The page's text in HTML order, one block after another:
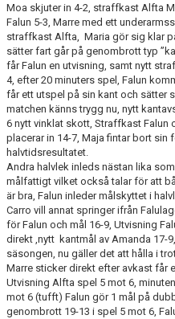
KONTAKT
LIVESÄNDNING
TABELL
Moa skjuter in 4-2, straffkast Alfta
Falun 5-3, Marre med ett
straffkast Alfta, Maria gör sig klar
sätter fart går på genombrott typ
får Falun en utvisning, samt nytt
4, efter 20 minuters spel, Falun
får ett utspel på sin kant och sätter
matchen känns trygg nu, nytt
6 nytt vinklat skott, Straffkast Falun
placerar in 14-7, Maja fintar bort sin
halvtidsresultatet.
Andra halvlek inleds nästan lika
målfattigt vilket också talar för att
är bra, Falun inleder målskyttet i
Carro vill annat springer ifrån
för Falun och mål 16-9, Utvisning
direkt ,nytt kantmål av Amanda 17-
säsongen, nu gäller det att hålla i
Marre sticker direkt efter avkast får
Utvisning Alfta spel 5 mot 6,
mot 6 (tufft) Falun gör 1 mål på
genombrott 19-13 i spel 5 mot 6,